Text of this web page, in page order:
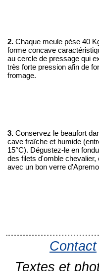
2. Chaque meule pèse 40
forme concave
au cercle de pressage qui
très forte pression afin de
fromage.
3. Conservez le beaufort
cave fraîche et humide
15°C). Dégustez-le en
des filets d'omble chevalier,
avec un bon verre
Contact
Textes et